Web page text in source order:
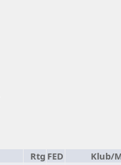
Rtg FED
Klub/